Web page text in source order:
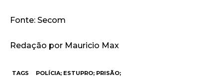
Fonte: Secom
Redação por Mauricio Max
TAGS POLÍCIA; ESTUPRO; PRISÃO;